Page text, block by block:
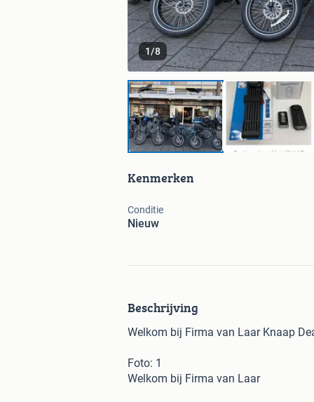
1/8
Kenmerken
Conditie
Nieuw
Beschrijving
Welkom bij Firma van Laar Knaap
Foto: 1
Welkom bij Firma van Laar